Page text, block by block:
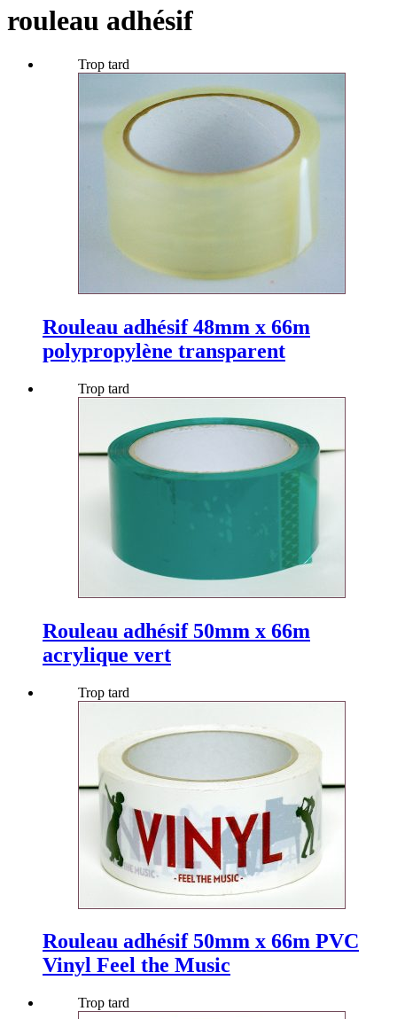
rouleau adhésif
Trop tard
Rouleau adhésif 48mm x 66m
polypropylène transparent
Trop tard
Rouleau adhésif 50mm x 66m
acrylique vert
Trop tard
Rouleau adhésif 50mm x 66m PVC
Vinyl Feel the Music
Trop tard